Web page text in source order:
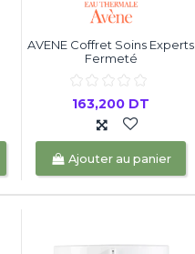
AVENE Coffret Soins Experts
Fermeté
163,200 DT
Ajouter au panier